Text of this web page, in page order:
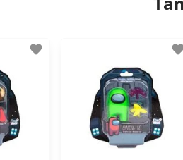
favorite